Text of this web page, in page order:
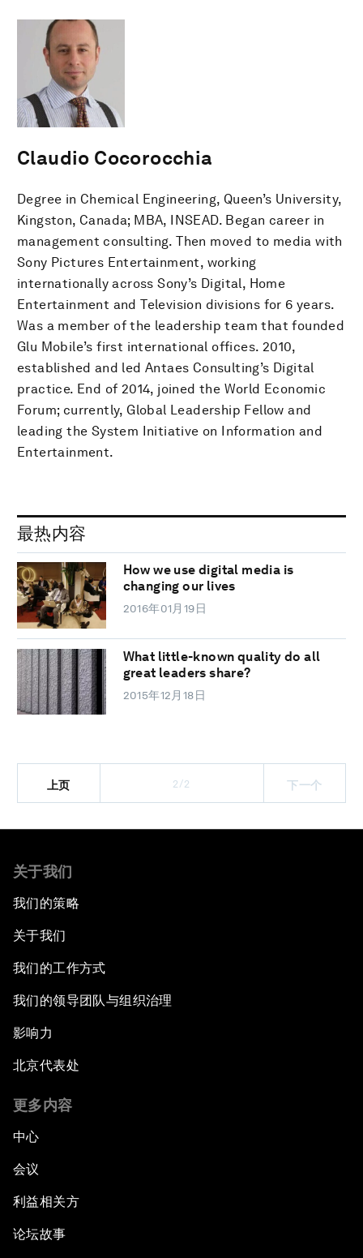
Claudio Cocorocchia
Degree in Chemical Engineering, Queen’s University,
Kingston, Canada; MBA, INSEAD. Began career in
management consulting. Then moved to media with
Sony Pictures Entertainment, working
internationally across Sony’s Digital, Home
Entertainment and Television divisions for 6 years.
Was a member of the leadership team that founded
Glu Mobile’s first international offices. 2010,
established and led Antaes Consulting’s Digital
practice. End of 2014, joined the World Economic
Forum; currently, Global Leadership Fellow and
leading the System Initiative on Information and
Entertainment.
最热内容
How we use digital media is
changing our lives
2016年01月19日
What little-known quality do all
great leaders share?
2015年12月18日
上页 2/2 下一个
关于我们
我们的策略
关于我们
我们的工作方式
我们的领导团队与组织治理
影响力
北京代表处
更多内容
中心
会议
利益相关方
论坛故事